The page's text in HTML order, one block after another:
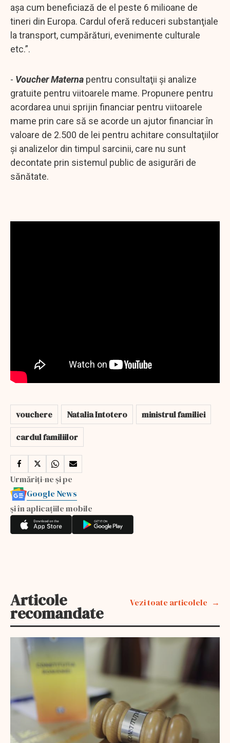
aşa cum beneficiază de el peste 6 milioane de
tineri din Europa. Cardul oferă reduceri substanţiale
la transport, cumpărături, evenimente culturale
etc.”.
- Voucher Materna pentru consultaţii şi analize
gratuite pentru viitoarele mame. Propunere pentru
acordarea unui sprijin financiar pentru viitoarele
mame prin care să se acorde un ajutor financiar în
valoare de 2.500 de lei pentru achitare consultaţiilor
şi analizelor din timpul sarcinii, care nu sunt
decontate prin sistemul public de asigurări de
sănătate.
vouchere Natalia Intotero
ministrul familiei
cardul familiilor
Urmăriți-ne și pe
Google News
și în aplicațiile mobile
Articole
recomandate
Vezi toate articolele